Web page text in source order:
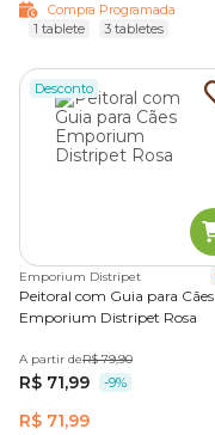
Compra Programada
1 tablete
3 tabletes
Desconto
Emporium Distripet
Peitoral com Guia para Cães
Emporium Distripet Rosa
A partir deR$ 79,90
R$ 71,99 -9%
R$ 71,99